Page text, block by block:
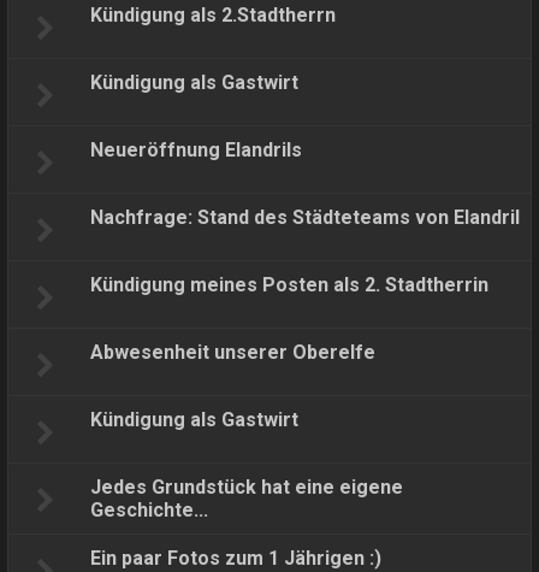
Kündigung als 2.Stadtherrn
Kündigung als Gastwirt
Neueröffnung Elandrils
Nachfrage: Stand des Städteteams von Elandril
Kündigung meines Posten als 2. Stadtherrin
Abwesenheit unserer Oberelfe
Kündigung als Gastwirt
Jedes Grundstück hat eine eigene
Geschichte...
Ein paar Fotos zum 1 Jährigen :)